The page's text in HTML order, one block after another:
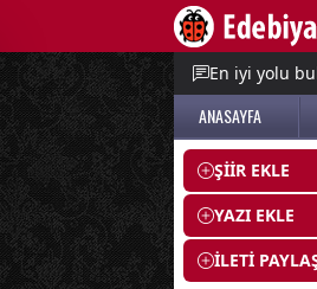
En iyi yolu
ANASAYFA
ŞİİR EKLE
YAZI EKLE
İLETİ
menu